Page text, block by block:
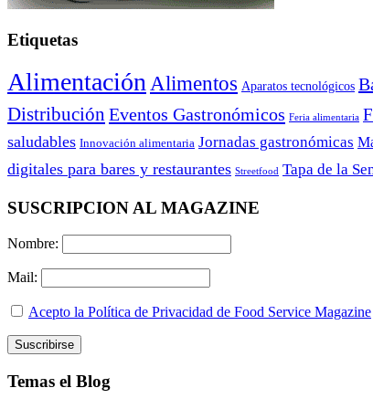
Etiquetas
Alimentación Alimentos Aparatos tecnológicos
Distribución Eventos Gastronómicos Feria alimentaria
saludables Innovación alimentaria Jornadas gastronómicas
digitales para bares y restaurantes Streetfood Tapa de la
SUSCRIPCION AL MAGAZINE
Nombre:
Mail:
Acepto la Política de Privacidad de Food Service Magazine
Temas el Blog